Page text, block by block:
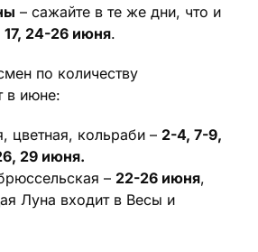
– сажайте в те же дни, что и
17, 24-26 июня.
по количеству
в июне:
цветная, кольраби – 2-4, 7-9,
29 июня.
– 22-26 июня,
Луна входит в Весы и